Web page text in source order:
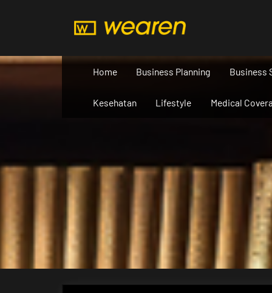
Home Business Planning Business
Kesehatan Lifestyle Medical